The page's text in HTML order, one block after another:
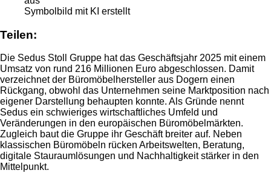
Symbolbild mit KI erstellt
Teilen:
Die Sedus Stoll Gruppe hat das Geschäftsjahr 2025 mit einem
Umsatz von rund 216 Millionen Euro abgeschlossen. Damit
verzeichnet der Büromöbelhersteller aus Dogern einen
Rückgang, obwohl das Unternehmen seine Marktposition nach
eigener Darstellung behaupten konnte. Als Gründe nennt
Sedus ein schwieriges wirtschaftliches Umfeld und
Veränderungen in den europäischen Büromöbelmärkten.
Zugleich baut die Gruppe ihr Geschäft breiter auf. Neben
klassischen Büromöbeln rücken Arbeitswelten, Beratung,
digitale Stauraumlösungen und Nachhaltigkeit stärker in den
Mittelpunkt.